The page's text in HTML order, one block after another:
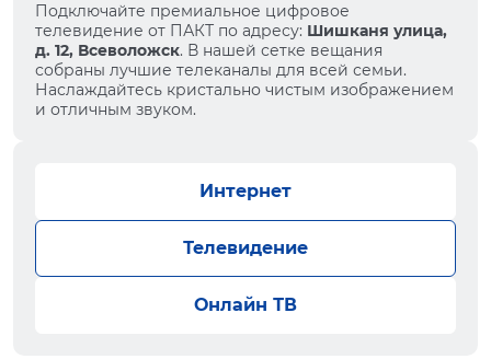
Подключайте премиальное цифровое
телевидение от ПАКТ по адресу: Шишканя улица,
д. 12, Всеволожск. В нашей сетке вещания
собраны лучшие телеканалы для всей семьи.
Наслаждайтесь кристально чистым изображением
и отличным звуком.
Интернет
Телевидение
Онлайн ТВ